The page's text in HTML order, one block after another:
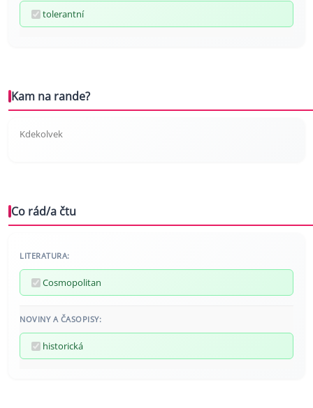
tolerantní
Kam na rande?
Kdekolvek
Co rád/a čtu
LITERATURA:
Cosmopolitan
NOVINY A ČASOPISY:
historická